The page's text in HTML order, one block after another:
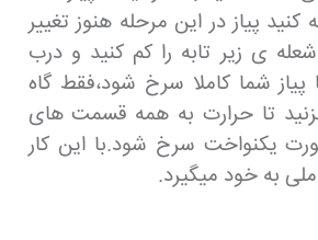
پیاز در این مرحله هنوز تغییر
ی زیر تابه را کم کنید و درب
پیاز شما کاملا سرخ شود،فقط گاه
تا حرارت به همه قسمت های
یکنواخت سرخ شود.با این کار
به خود میگیرد.